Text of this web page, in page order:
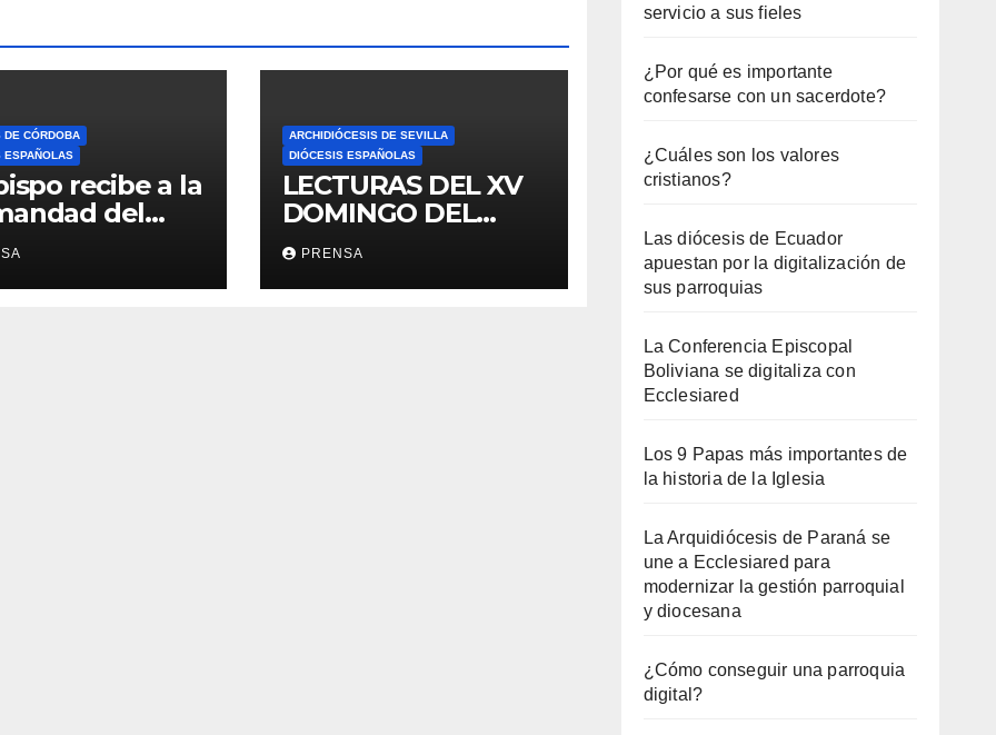
DE CÓRDOBA
ESPAÑOLAS
recibe a la
del
ARCHIDIÓCESIS DE SEVILLA
DIÓCESIS ESPAÑOLAS
LECTURAS DEL XV
DOMINGO DEL
TIEMPO
ORDINARIO (A)
PRENSA
servicio a sus fieles
¿Por qué es importante
confesarse con un sacerdote?
¿Cuáles son los valores
cristianos?
Las diócesis de Ecuador
apuestan por la digitalización de
sus parroquias
La Conferencia Episcopal
Boliviana se digitaliza con
Ecclesiared
Los 9 Papas más importantes de
la historia de la Iglesia
La Arquidiócesis de Paraná se
une a Ecclesiared para
modernizar la gestión parroquial
y diocesana
¿Cómo conseguir una parroquia
digital?